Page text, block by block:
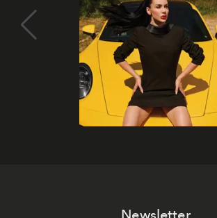
Newsletter